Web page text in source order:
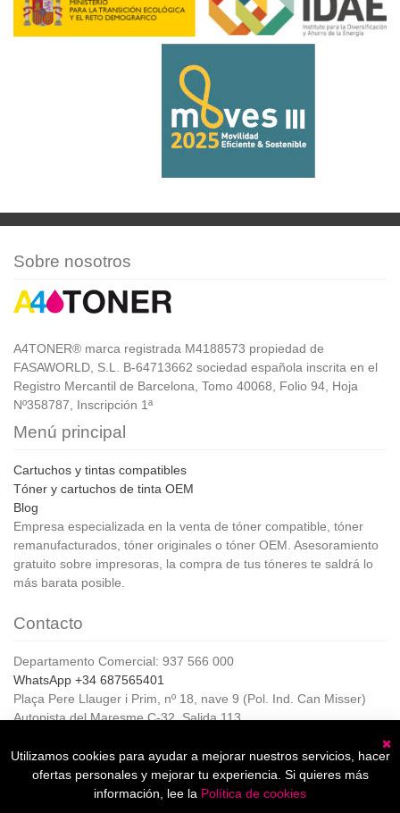
Sobre nosotros
A4TONER® marca registrada M4188573 propiedad de
FASAWORLD, S.L. B-64713662 sociedad española inscrita en el
Registro Mercantil de Barcelona, Tomo 40068, Folio 94, Hoja
Nº358787, Inscripción 1ª
Menú principal
Cartuchos y tintas compatibles
Tóner y cartuchos de tinta OEM
Blog
Empresa especializada en la venta de tóner compatible, tóner
remanufacturados, tóner originales o tóner OEM. Asesoramiento
gratuito sobre impresoras, la compra de tus tóneres te saldrá lo
más barata posible.
Contacto
Departamento Comercial: 937 566 000
WhatsApp +34 687565401
Plaça Pere Llauger i Prim, nº 18, nave 9 (Pol. Ind. Can Misser)
Autopista del Maresme C-32, Salida 113
Horario de Atención al cliente:
De lunes a jueves de 8:00 a 17:00,
Viernes de 8:00 a 15:00
Utilizamos cookies para ayudar a mejorar nuestros servicios, hacer
ofertas personales y mejorar tu experiencia. Si quieres más
información, lee la Política de cookies